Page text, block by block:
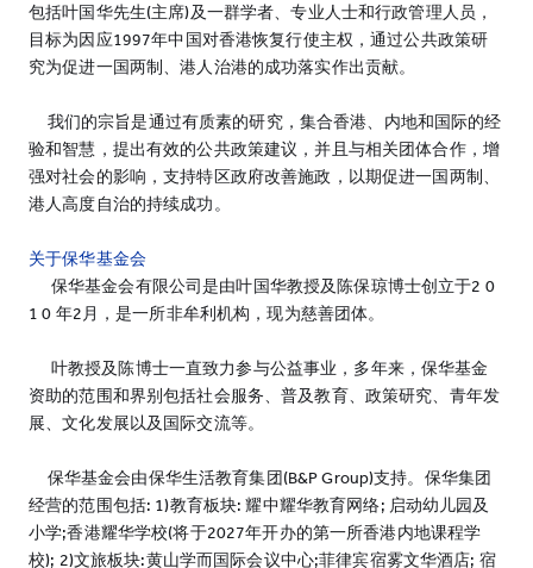
包括叶国华先生(主席)及一群学者、专业人士和行政管理人员，
目标为因应1997年中国对香港恢复行使主权，通过公共政策研
究为促进一国两制、港人治港的成功落实作出贡献。
我们的宗旨是通过有质素的研究，集合香港、内地和国际的经
验和智慧，提出有效的公共政策建议，并且与相关团体合作，增
强对社会的影响，支持特区政府改善施政，以期促进一国两制、
港人高度自治的持续成功。
关于保华基金会
保华基金会有限公司是由叶国华教授及陈保琼博士创立于2 0
1 0 年2月，是一所非牟利机构，现为慈善团体。
叶教授及陈博士一直致力参与公益事业，多年来，保华基金
资助的范围和界别包括社会服务、普及教育、政策研究、青年发
展、文化发展以及国际交流等。
保华基金会由保华生活教育集团(B&P Group)支持。保华集团
经营的范围包括: 1)教育板块: 耀中耀华教育网络; 启动幼儿园及
小学;香港耀华学校(将于2027年开办的第一所香港内地课程学
校); 2)文旅板块:黄山学而国际会议中心;菲律宾宿雾文华酒店; 宿